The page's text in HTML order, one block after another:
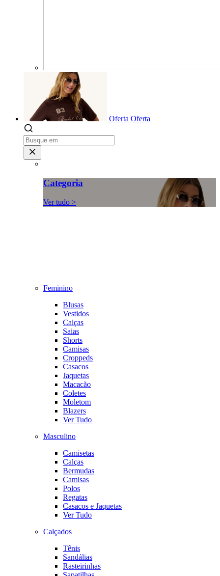
Oferta Oferta
Categoria
Ver tudo >
Feminino
Blusas
Vestidos
Calças
Saias
Shorts
Camisas
Croppeds
Casacos
Jaquetas
Macacão
Coletes
Moletom
Blazers
Ver Tudo
Masculino
Camisetas
Calças
Bermudas
Camisas
Polos
Regatas
Casacos e Jaquetas
Ver Tudo
Calçados
Tênis
Sandálias
Rasteirinhas